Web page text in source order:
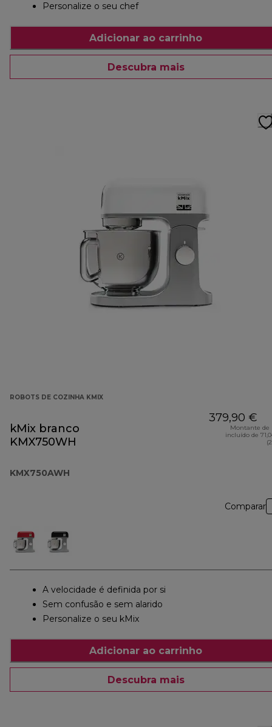
Personalize o seu chef
Adicionar ao carrinho
Descubra mais
ROBOTS DE COZINHA KMIX
kMix branco
KMX750WH
KMX750AWH
379,90 €
Montante de
incluído de
Comparar
A velocidade é definida por si
Sem confusão e sem alarido
Personalize o seu kMix
Adicionar ao carrinho
Descubra mais